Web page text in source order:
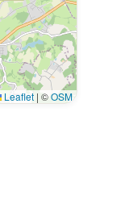
Leaflet | ©OSM